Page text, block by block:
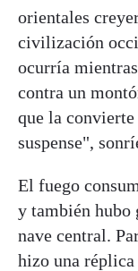
orientales
civilización
ocurría
contra un
que la
suspense",
El fuego
y también hubo
nave central.
hizo una réplica